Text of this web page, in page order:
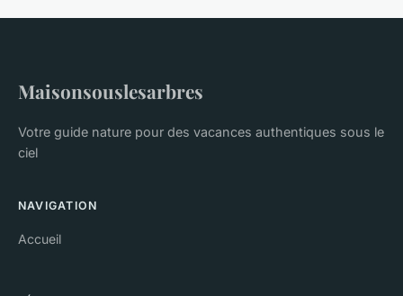
Maisonsouslesarbres
Votre guide nature pour des vacances authentiques sous le
ciel
NAVIGATION
Accueil